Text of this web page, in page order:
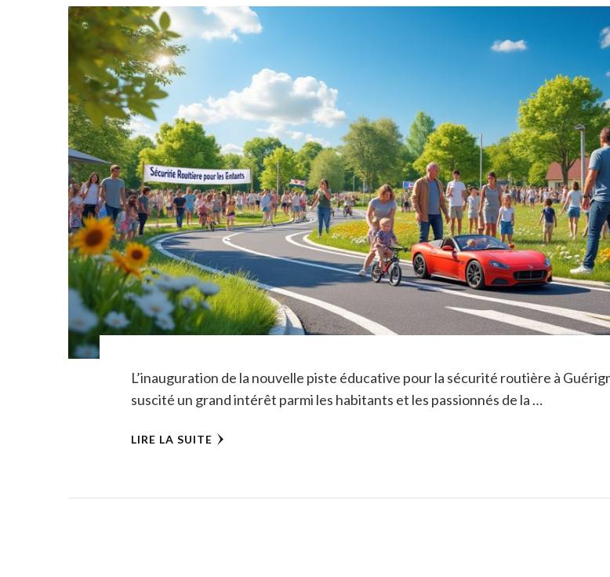
L’inauguration de la nouvelle piste éducative pour la sécurité routière à
suscité un grand intérêt parmi les habitants et les passionnés de la …
LIRE LA SUITE